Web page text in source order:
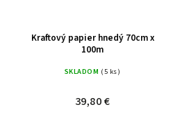
Kraftový papier hnedý 70cm x
100m
SKLADOM (5 ks)
39,80 €